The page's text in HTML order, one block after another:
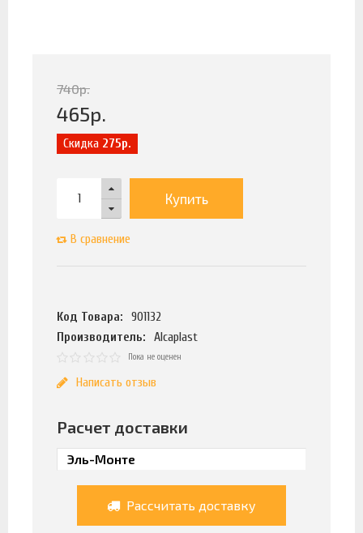
740р.
465р.
Скидка 275р.
Купить
В сравнение
Код Товара:
901132
Производитель:
Alcaplast
Пока не оценен
Написать отзыв
Расчет доставки
Рассчитать доставку